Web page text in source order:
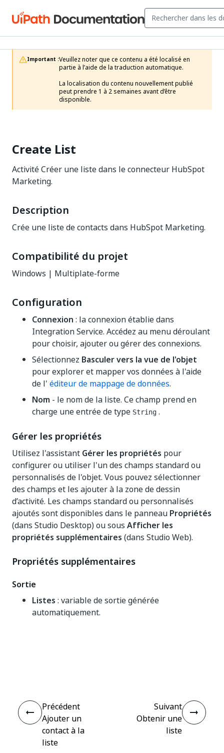
Important :Veuillez noter que ce contenu a été localisé en
partie à l’aide de la traduction automatique.
La localisation du contenu nouvellement publié
peut prendre 1 à 2 semaines avant d’être
disponible.
Create List
Activité Créer une liste dans le connecteur HubSpot
Marketing.
Description
Crée une liste de contacts dans HubSpot Marketing.
Compatibilité du projet
Windows | Multiplate-forme
Configuration
Connexion : la connexion établie dans
Integration Service. Accédez au menu déroulant
pour choisir, ajouter ou gérer des connexions.
Sélectionnez Basculer vers la vue de l'objet
pour explorer et mapper vos données à l'aide
de l' éditeur de mappage de données.
Nom - le nom de la liste. Ce champ prend en
charge une entrée de type String .
Gérer les propriétés
Utilisez l'assistant Gérer les propriétés pour
configurer ou utiliser l'un des champs standard ou
personnalisés de l'objet. Vous pouvez sélectionner
des champs et les ajouter à la zone de dessin
d’activité. Les champs standard ou personnalisés
ajoutés sont disponibles dans le panneau Propriétés
(dans Studio Desktop) ou sous Afficher les
propriétés supplémentaires (dans Studio Web).
Propriétés supplémentaires
Sortie
Listes : variable de sortie générée
automatiquement.
Précédent
Ajouter un
contact à la
liste
Suivant
Obtenir une
liste